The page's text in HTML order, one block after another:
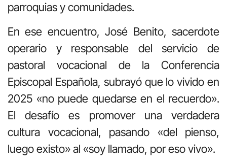
parroquias y comunidades.
En ese encuentro, José Benito, sacerdote
operario y responsable del servicio de
pastoral vocacional de la Conferencia
Episcopal Española, subrayó que lo vivido en
2025 «no puede quedarse en el recuerdo».
El desafío es promover una verdadera
cultura vocacional, pasando «del pienso,
luego existo» al «soy llamado, por eso vivo».